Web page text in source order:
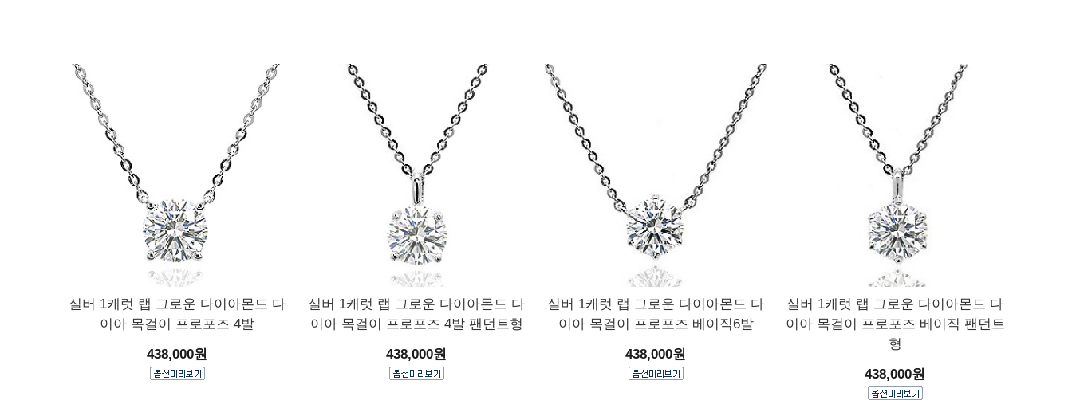
실버 1캐럿 랩 그로운 다이아몬드 다
이아 목걸이 프로포즈 4발
438,000원
실버 1캐럿 랩 그로운 다이아몬드 다
이아 목걸이 프로포즈 4발 팬던트형
438,000원
실버 1캐럿 랩 그로운 다이아몬드 다
이아 목걸이 프로포즈 베이직6발
438,000원
실버 1캐럿 랩 그로운 다이아몬드 다
이아 목걸이 프로포즈 베이직 팬던트
형
438,000원